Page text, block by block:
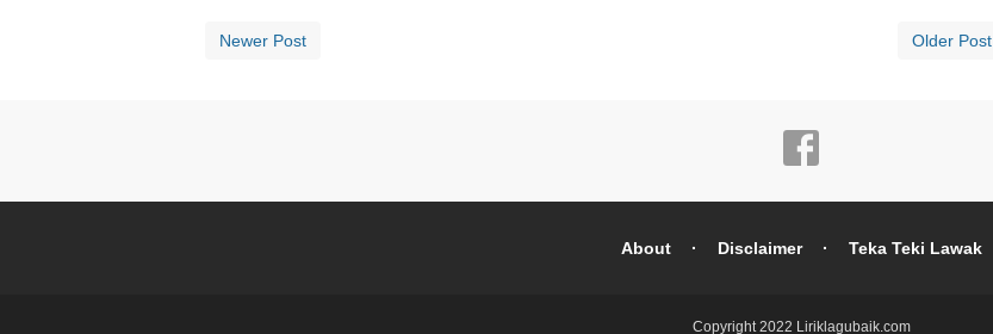
Newer Post Older Post
About Disclaimer Teka Teki Lawak
Copyright 2022 Liriklagubaik.com